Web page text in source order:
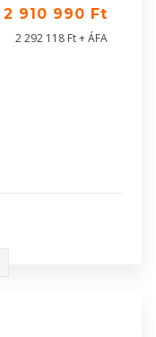
2 910 990 Ft
2 292 118 Ft + ÁFA